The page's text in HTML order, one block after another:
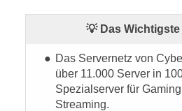
💡 Das
Das Servernetz von
über 11.000 Server in
Spezialserver für
Streaming.